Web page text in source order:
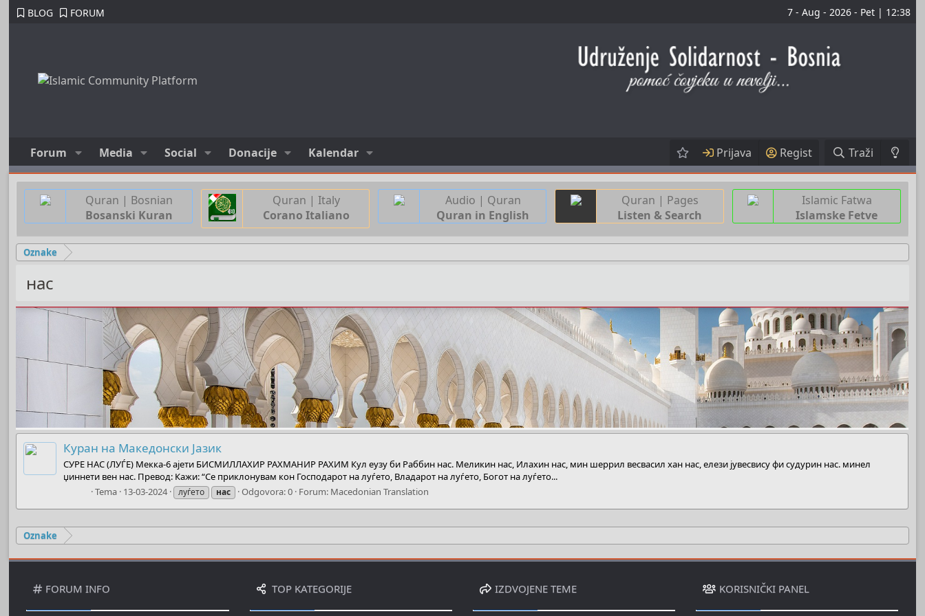
BLOG FORUM 7 - Aug - 2026 - Pet | 12:38
Forum Media Social Donacije Kalendar Prijava Regist Traži
Quran | Bosnian
Bosanski Kuran
Quran | Italy
Corano Italiano
Audio | Quran
Quran in English
Quran | Pages
Listen & Search
Islamic Fatwa
Islamske Fetve
Oznake
нас
Куран на Македонски Јазик
СУРЕ НАС (ЛУЃЕ) Мекка-6 ајети БИСМИЛЛАХИР РАХМАНИР РАХИМ Кул еузу би Раббин нас. Меликин нас, Илахин нас, мин шеррил весвасил хан нас, елези јувесвису фи судурин нас. минел
џиннети вен нас. Превод: Кажи: “Се приклонувам кон Господарот на луѓето, Владарот на луѓето, Богот на луѓето...
Tema 13-03-2024 луѓето нас Odgovora: 0 Forum: Macedonian Translation
Oznake
FORUM INFO TOP KATEGORIJE IZDVOJENE TEME KORISNIČKI PANEL